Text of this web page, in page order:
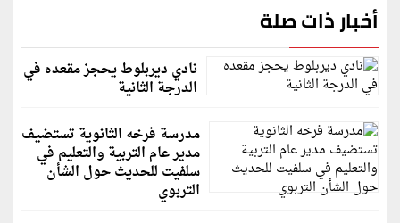
أخبار ذات صلة
نادي ديربلوط يحجز مقعده في
الدرجة الثانية
مدرسة فرخه الثانوية تستضيف
مدير عام التربية والتعليم في
سلفيت للحديث حول الشأن
التربوي